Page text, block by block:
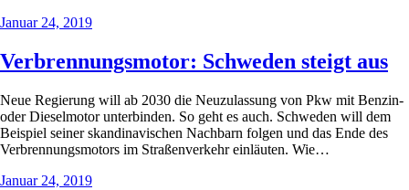
Januar 24, 2019
Verbrennungsmotor: Schweden steigt aus
Neue Regierung will ab 2030 die Neuzulassung von Pkw mit Benzin-
oder Dieselmotor unterbinden. So geht es auch. Schweden will dem
Beispiel seiner skandinavischen Nachbarn folgen und das Ende des
Verbrennungsmotors im Straßenverkehr einläuten. Wie…
Januar 24, 2019